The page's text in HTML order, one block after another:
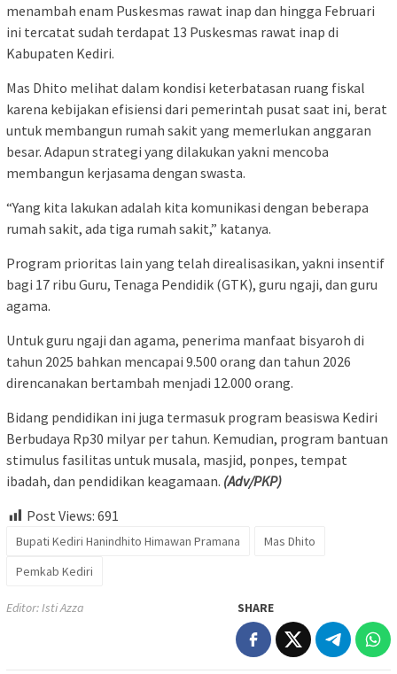
menambah enam Puskesmas rawat inap dan hingga Februari
ini tercatat sudah terdapat 13 Puskesmas rawat inap di
Kabupaten Kediri.
Mas Dhito melihat dalam kondisi keterbatasan ruang fiskal
karena kebijakan efisiensi dari pemerintah pusat saat ini, berat
untuk membangun rumah sakit yang memerlukan anggaran
besar. Adapun strategi yang dilakukan yakni mencoba
membangun kerjasama dengan swasta.
“Yang kita lakukan adalah kita komunikasi dengan beberapa
rumah sakit, ada tiga rumah sakit,” katanya.
Program prioritas lain yang telah direalisasikan, yakni insentif
bagi 17 ribu Guru, Tenaga Pendidik (GTK), guru ngaji, dan guru
agama.
Untuk guru ngaji dan agama, penerima manfaat bisyaroh di
tahun 2025 bahkan mencapai 9.500 orang dan tahun 2026
direncanakan bertambah menjadi 12.000 orang.
Bidang pendidikan ini juga termasuk program beasiswa Kediri
Berbudaya Rp30 milyar per tahun. Kemudian, program bantuan
stimulus fasilitas untuk musala, masjid, ponpes, tempat
ibadah, dan pendidikan keagamaan. (Adv/PKP)
Post Views: 691
Bupati Kediri Hanindhito Himawan Pramana
Mas Dhito
Pemkab Kediri
Editor: Isti Azza SHARE